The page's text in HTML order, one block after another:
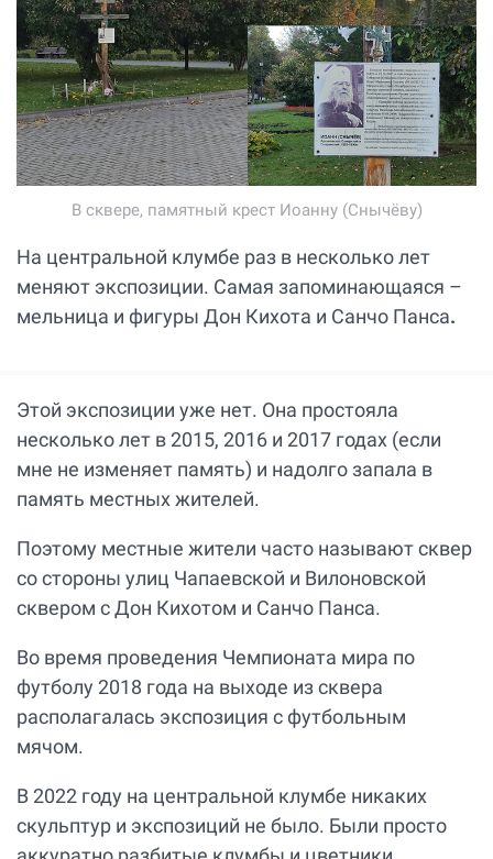
В сквере, памятный крест Иоанну (Снычёву)
На центральной клумбе раз в несколько лет
меняют экспозиции. Самая запоминающаяся –
мельница и фигуры Дон Кихота и Санчо Панса.
Этой экспозиции уже нет. Она простояла
несколько лет в 2015, 2016 и 2017 годах (если
мне не изменяет память) и надолго запала в
память местных жителей.
Поэтому местные жители часто называют сквер
со стороны улиц Чапаевской и Вилоновской
сквером с Дон Кихотом и Санчо Панса.
Во время проведения Чемпионата мира по
футболу 2018 года на выходе из сквера
располагалась экспозиция с футбольным
мячом.
В 2022 году на центральной клумбе никаких
скульптур и экспозиций не было. Были просто